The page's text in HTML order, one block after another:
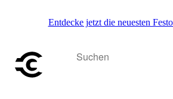
Entdecke jetzt die neuesten